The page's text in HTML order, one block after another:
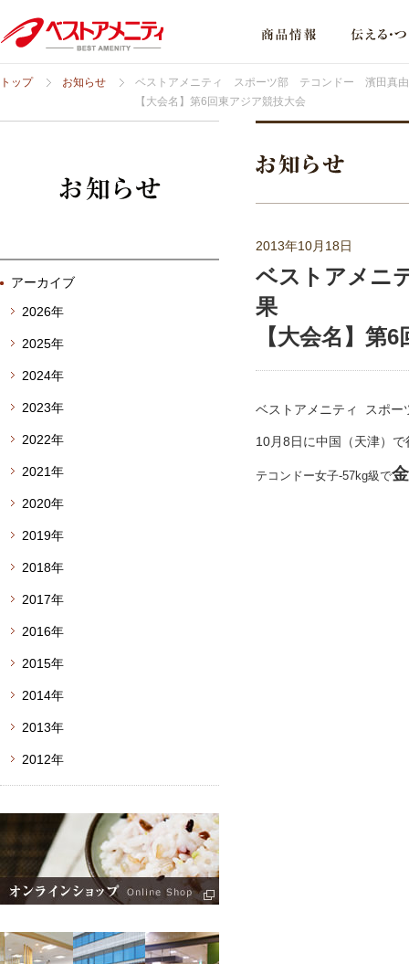
トップ お知らせ
ベストアメニティ スポーツ部 テコンドー 濱田真
【大会名】第6回東アジア競技大会
2013年10月18日
ベストアメ
果
【大会名】第
ベストアメニティ スポ
10月8日に中国（天津）
テコンドー女子-57kg級で
アーカイブ
2026年
2025年
2024年
2023年
2022年
2021年
2020年
2019年
2018年
2017年
2016年
2015年
2014年
2013年
2012年